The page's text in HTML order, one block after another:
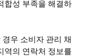
합성 부족을 해결하
우 소비자 관리 채
역의 연락처 정보를